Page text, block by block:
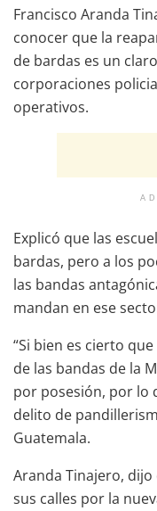
Francisco Aranda
conocer que la
de bardas es un
corporaciones
operativos.
Explicó que las
bardas, pero a los
las bandas
mandan en ese
“Si bien es cierto
de las bandas de la
por posesión, por lo
delito de
Guatemala.
Aranda Tinajero,
sus calles por la